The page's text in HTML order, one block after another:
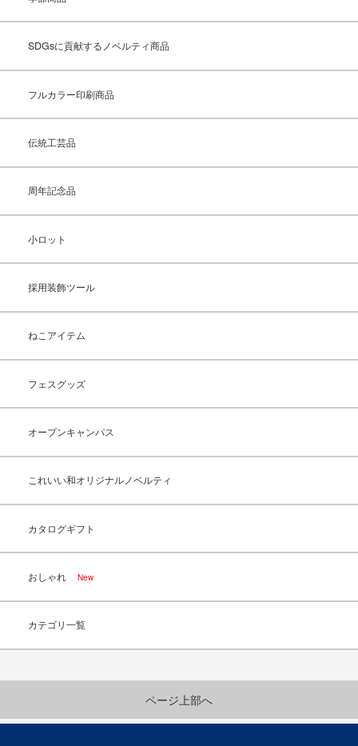
SDGsに貢献するノベルティ商品
フルカラー印刷商品
伝統工芸品
周年記念品
小ロット
採用装飾ツール
ねこアイテム
フェスグッズ
オープンキャンパス
これいい和オリジナルノベルティ
カタログギフト
おしゃれ New
カテゴリ一覧
ページ上部へ